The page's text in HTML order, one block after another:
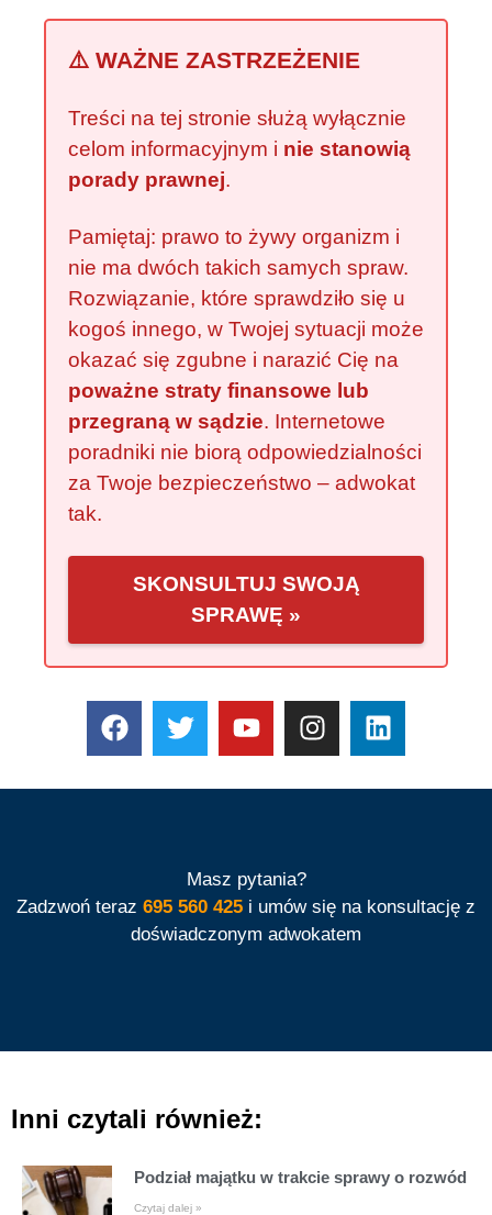
⚠️ WAŻNE ZASTRZEŻENIE
Treści na tej stronie służą wyłącznie
celom informacyjnym i nie stanowią
porady prawnej.
Pamiętaj: prawo to żywy organizm i
nie ma dwóch takich samych spraw.
Rozwiązanie, które sprawdziło się u
kogoś innego, w Twojej sytuacji może
okazać się zgubne i narazić Cię na
poważne straty finansowe lub
przegraną w sądzie. Internetowe
poradniki nie biorą odpowiedzialności
za Twoje bezpieczeństwo – adwokat
tak.
SKONSULTUJ SWOJĄ
SPRAWĘ »
Masz pytania?
Zadzwoń teraz 695 560 425 i umów się na konsultację z
doświadczonym adwokatem
Inni czytali również:
Podział majątku w trakcie sprawy o rozwód
Czytaj dalej »